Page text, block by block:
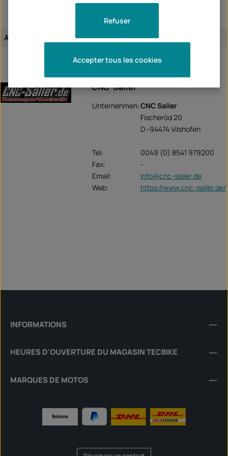
Attribution de l'article: spécifique aux véhicules
CNC-Saller
Unternehmen:CNC Saller
Fischeröd 20
D -94474 Vilshofen
Tel:
0049 (0) 8541 979200
Fax:
-
Email:
info@cnc-saller.de
Web:
https://www.cnc-saller.de/
INFORMATIONS
HEURES D'OUVERTURE DU MAGASIN TECBIKE
MARQUES DE MOTOS
Refuser
Accepter tous les cookies